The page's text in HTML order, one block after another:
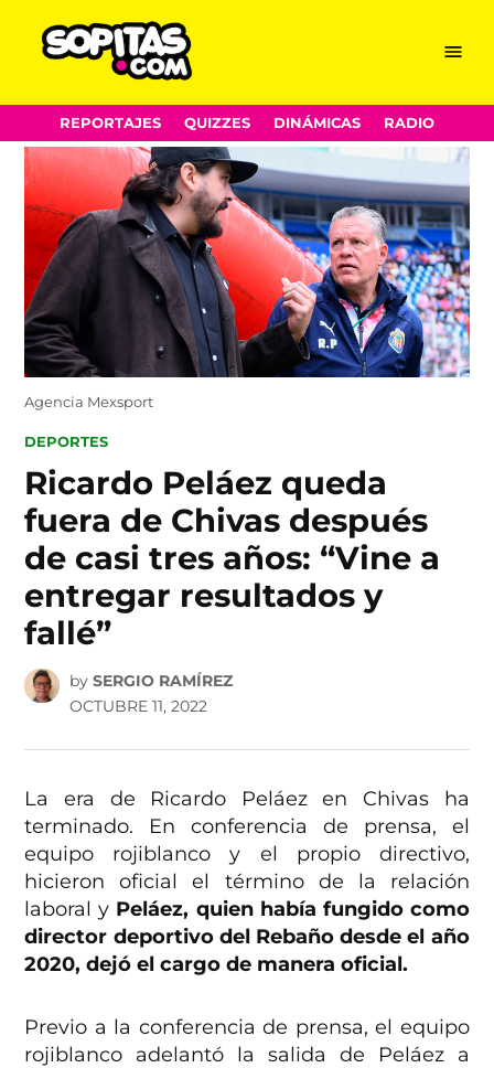
Skip
to
content
Menu
REPORTAJES QUIZZES DINÁMICAS RADIO
Agencia Mexsport
POSTED
DEPORTES
Ricardo Peláez queda
fuera de Chivas después
de casi tres años: “Vine a
entregar resultados y
fallé”
by SERGIO RAMÍREZ
OCTUBRE 11, 2022
La era de Ricardo Peláez en Chivas ha
terminado. En conferencia de prensa, el
equipo rojiblanco y el propio directivo,
hicieron oficial el término de la relación
laboral y Peláez, quien había fungido como
director deportivo del Rebaño desde el año
2020, dejó el cargo de manera oficial.
Previo a la conferencia de prensa, el equipo
rojiblanco adelantó la salida de Peláez a